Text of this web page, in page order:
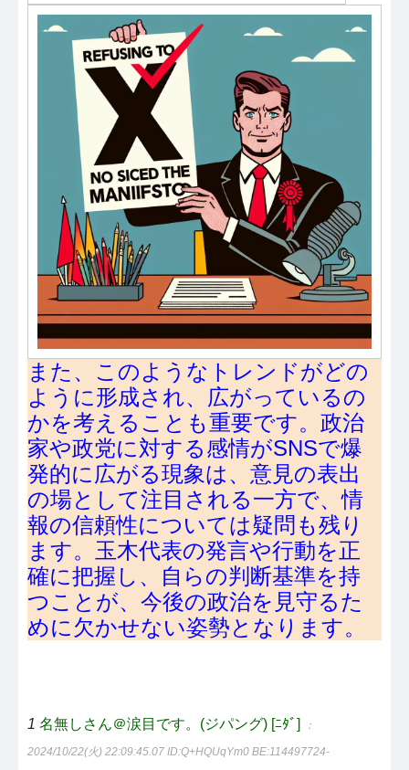
また、このようなトレンドがどの
ように形成され、広がっているの
かを考えることも重要です。政治
家や政党に対する感情がSNSで爆
発的に広がる現象は、意見の表出
の場として注目される一方で、情
報の信頼性については疑問も残り
ます。玉木代表の発言や行動を正
確に把握し、自らの判断基準を持
つことが、今後の政治を見守るた
めに欠かせない姿勢となります。
1 名無しさん＠涙目です。(ジパング) [ﾆﾀﾞ] ：
2024/10/22(火) 22:09:45.07 ID:Q+HQUqYm0 BE:114497724-